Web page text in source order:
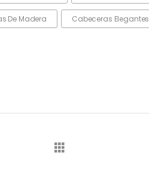
De Madera Cabeceras Elegantes